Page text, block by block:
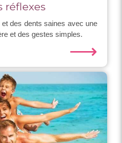
réflexes
des dents saines avec une
et des gestes simples.
⟶